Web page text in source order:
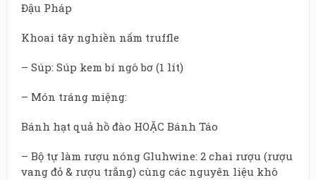
Đậu Pháp
Khoai tây nghiền nấm truffle
– Súp: Súp kem bí ngô bơ (1 lít)
– Món tráng miệng:
Bánh hạt quả hồ đào HOẶC Bánh Táo
– Bộ tự làm rượu nóng Gluhwine: 2 chai rượu (rượu
vang đỏ & rượu trắng) cùng các nguyên liệu khô